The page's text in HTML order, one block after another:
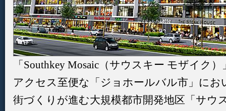
「Southkey Mosaic（サウスキー モザイク
アクセス至便な「ジョホールバル市」に
街づくりが進む大規模都市開発地区「サウ